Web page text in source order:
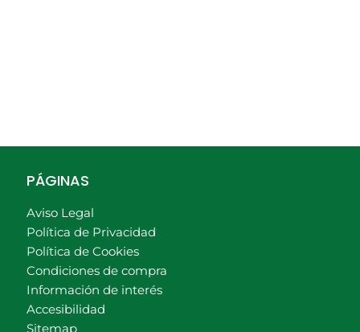
PÁGINAS
Aviso Legal
Política de Privacidad
Política de Cookies
Condiciones de compra
Información de interés
Accesibilidad
Sitemap